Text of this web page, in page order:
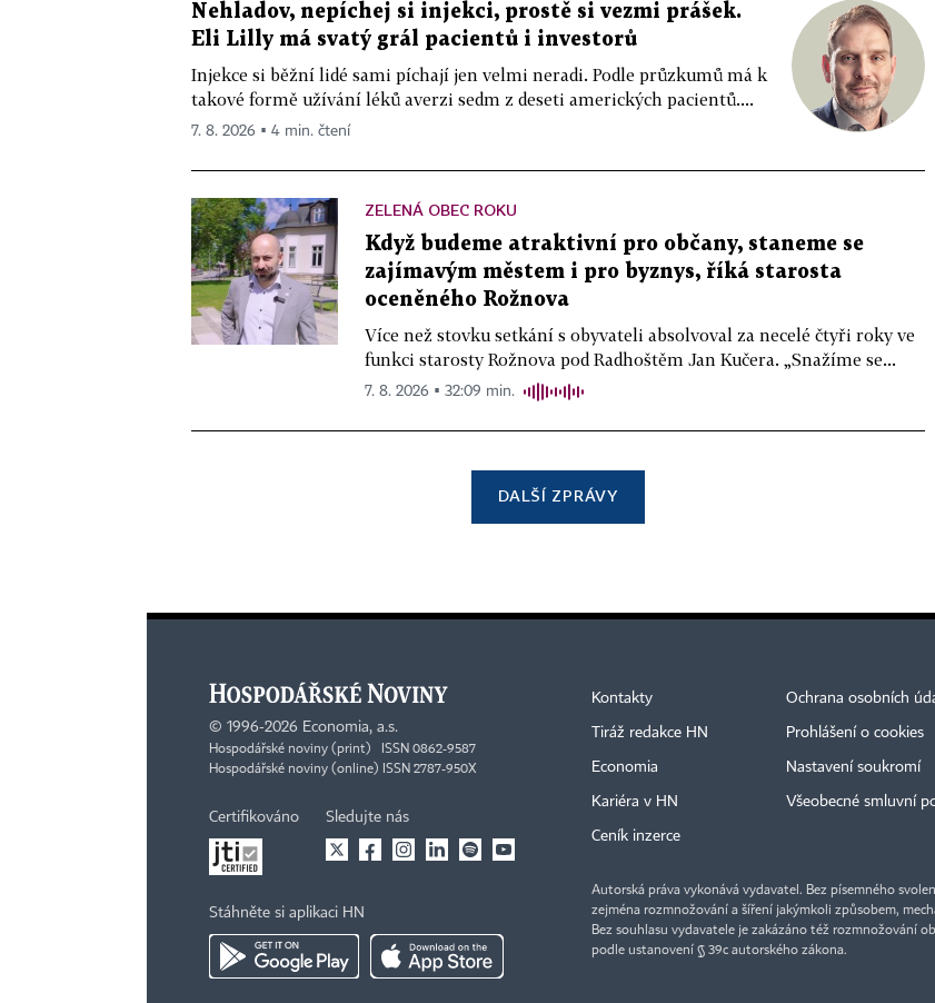
Nehladov, nepíchej si injekci, prostě si vezmi prášek.
Eli Lilly má svatý grál pacientů i investorů
Injekce si běžní lidé sami píchají jen velmi neradi. Podle průzkumů má k
takové formě užívání léků averzi sedm z deseti amerických pacientů....
7. 8. 2026 ▪ 4 min. čtení
ZELENÁ OBEC ROKU
Když budeme atraktivní pro občany, staneme se
zajímavým městem i pro byznys, říká starosta
oceněného Rožnova
Více než stovku setkání s obyvateli absolvoval za necelé čtyři roky ve
funkci starosty Rožnova pod Radhoštěm Jan Kučera. „Snažíme se...
7. 8. 2026 ▪ 32:09 min.
DALŠÍ ZPRÁVY
© 1996-2026 Economia, a.s.
Hospodářské noviny (print) ISSN 0862-9587
Hospodářské noviny (online) ISSN 2787-950X
Certifikováno Sledujte nás
Stáhněte si aplikaci HN
Kontakty
Tiráž redakce HN
Economia
Kariéra v HN
Ceník inzerce
Ochrana osobních
Prohlášení o cookies
Nastavení soukromí
Všeobecné smluvní
Autorská práva vykonává vydavatel. Bez písemného
zejména rozmnožování a šíření jakýmkoli způsobem,
Bez souhlasu vydavatele je zakázáno též rozmnožování
podle ustanovení § 39c autorského zákona.